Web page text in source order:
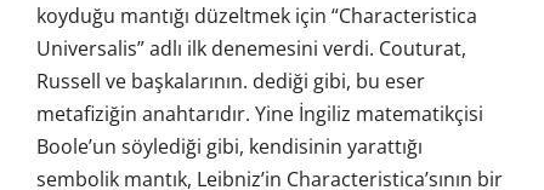
koyduğu mantığı düzeltmek için “Characteristica
Universalis” adlı ilk denemesini verdi. Couturat,
Russell ve başkalarının. dediği gibi, bu eser
metafiziğin anahtarıdır. Yine İngiliz matematikçisi
Boole’un söylediği gibi, kendisinin yarattığı
sembolik mantık, Leibniz’in Characteristica’sının bir